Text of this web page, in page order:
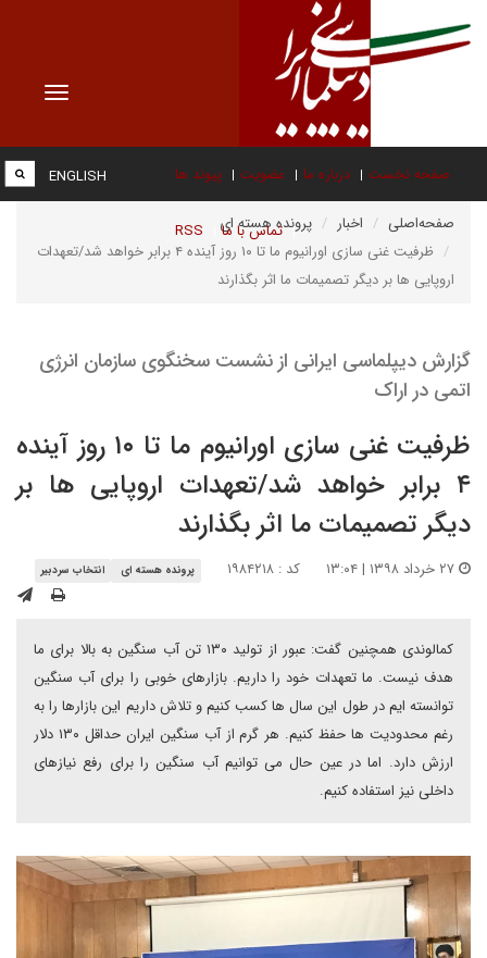
Toggle
صفحه نخست درباره ما عضویت پیوند ها
تماس با ما RSS
ENGLISH
صفحه‌اصلی اخبار
پرونده هسته ای
ظرفیت غنی سازی اورانیوم ما تا ۱۰ روز آینده ۴ برابر خواهد شد/تعهدات
اروپایی ها بر دیگر تصمیمات ما اثر بگذارند
گزارش دیپلماسی ایرانی از نشست سخنگوی سازمان انرژی
اتمی در اراک
ظرفیت غنی سازی اورانیوم ما تا ۱۰ روز آینده
۴ برابر خواهد شد/تعهدات اروپایی ها بر
دیگر تصمیمات ما اثر بگذارند
کد : ۱۹۸۴۲۱۸ پرونده هسته ای انتخاب سردبیر
کمالوندی همچنین گفت: عبور از تولید ۱۳۰ تن آب سنگین به بالا برای ما
هدف نیست. ما تعهدات خود را داریم. بازارهای خوبی را برای آب سنگین
توانسته ایم در طول این سال ها کسب کنیم و تلاش داریم این بازارها را به
رغم محدودیت ها حفظ کنیم. هر گرم از آب سنگین ایران حداقل ۱۳۰ دلار
ارزش دارد. اما در عین حال می توانیم آب سنگین را برای رفع نیازهای
داخلی نیز استفاده کنیم.